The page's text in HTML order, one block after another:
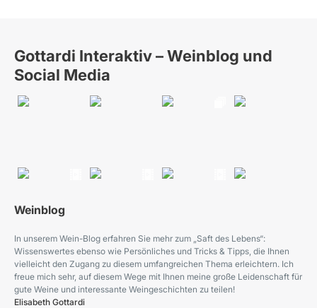
Gottardi Interaktiv – Weinblog und
Social Media
Weinblog
In unserem Wein-Blog erfahren Sie mehr zum „Saft des Lebens“:
Wissenswertes ebenso wie Persönliches und Tricks & Tipps, die Ihnen
vielleicht den Zugang zu diesem umfangreichen Thema erleichtern. Ich
freue mich sehr, auf diesem Wege mit Ihnen meine große Leidenschaft für
gute Weine und interessante Weingeschichten zu teilen!
Elisabeth Gottardi